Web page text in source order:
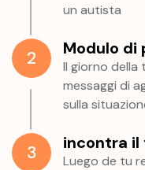
un autista
2 Modulo di
Il giorno della
messaggi di
sulla
3 incontra
Luego de tu